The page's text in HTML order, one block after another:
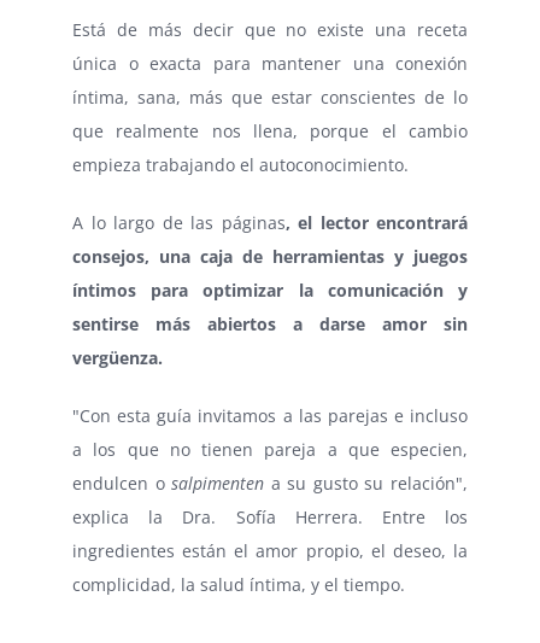
Está de más decir que no existe una receta
única o exacta para mantener una conexión
íntima, sana, más que estar conscientes de lo
que realmente nos llena, porque el cambio
empieza trabajando el autoconocimiento.
A lo largo de las páginas, el lector encontrará
consejos, una caja de herramientas y juegos
íntimos para optimizar la comunicación y
sentirse más abiertos a darse amor sin
vergüenza.
"Con esta guía invitamos a las parejas e incluso
a los que no tienen pareja a que especien,
endulcen osalpimenten a su gusto su relación",
explica la Dra. Sofía Herrera. Entre los
ingredientes están el amor propio, el deseo, la
complicidad, la salud íntima, y el tiempo.